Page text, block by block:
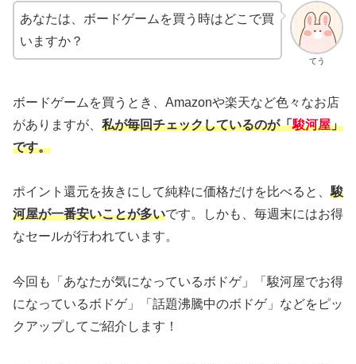
てう
あなたは、ボードゲームを買う時はどこで買
いますか？
ボードゲームを買うとき、Amazonや楽天など色々なお店
がありますが、 私が毎回チェックしているのが「駿河屋」
です。
ポイント還元を抜きにして純粋に価格だけを比べると、駿
河屋が一番安いことが多いです。しかも、毎週末にはお得
なセールが行われています。
今回も「あなたが気になっているボドゲ」「駿河屋でお得
になっているボドゲ」「話題沸騰中のボドゲ」などをピッ
クアップしてご紹介します！